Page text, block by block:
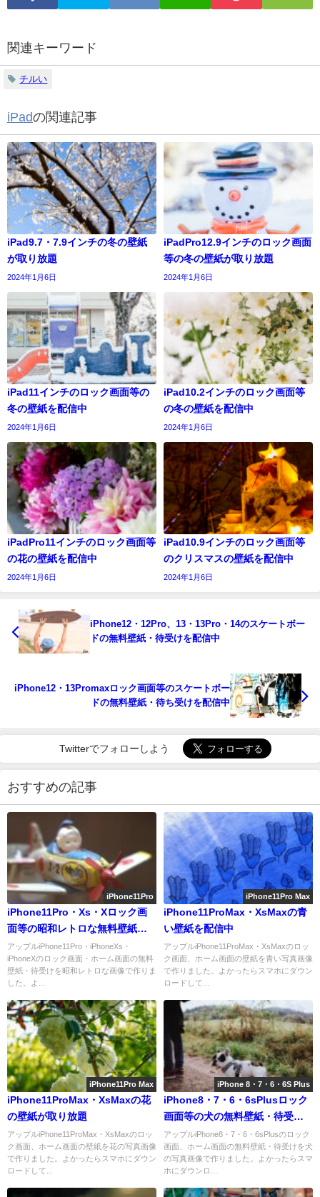
関連キーワード
チルい
iPadの関連記事
iPad9.7・7.9インチの冬の壁紙
が取り放題
2024年1月6日
iPadPro12.9インチのロック画面
等の冬の壁紙が取り放題
2024年1月6日
iPad11インチのロック画面等の
冬の壁紙を配信中
2024年1月6日
iPad10.2インチのロック画面等
の冬の壁紙を配信中
2024年1月6日
iPadPro11インチのロック画面等
の花の壁紙を配信中
2024年1月6日
iPad10.9インチのロック画面等
のクリスマスの壁紙を配信中
2024年1月6日
iPhone12・12Pro、13・13Pro・14のスケートボー
ドの無料壁紙・待受けを配信中
iPhone12・13Promaxロック画面等のスケートボー
ドの無料壁紙・待ち受けを配信中
Twitterでフォローしよう
おすすめの記事
iPhone11Pro
iPhone11Pro・Xs・Xロック画
面等の昭和レトロな無料壁紙・
待受け配信中
アップルiPhone11Pro・iPhoneXs・
iPhoneXのロック画面・ホーム画面の無料
壁紙・待受けを昭和レトロな画像で作りま
した。よ...
iPhone11Pro Max
iPhone11ProMax・XsMaxの青
い壁紙を配信中
アップルiPhone11ProMax・XsMaxのロッ
ク画面、ホーム画面の壁紙を青い写真画像
で作りました。よかったらスマホにダウン
ロードして...
iPhone11Pro Max
iPhone11ProMax・XsMaxの花
の壁紙が取り放題
アップルiPhone11ProMax・XsMaxのロッ
ク画面、ホーム画面の壁紙を花の写真画像
で作りました。よかったらスマホにダウン
ロードして...
iPhone 8・7・6・6S Plus
iPhone8・7・6・6sPlusロック
画面等の犬の無料壁紙・待受け
を配信中
アップルiPhone8・7・6・6sPlusのロック
画面、ホーム画面の無料壁紙・待受けを犬
の写真画像で作りました。よかったらスマ
ホにダウンロ...